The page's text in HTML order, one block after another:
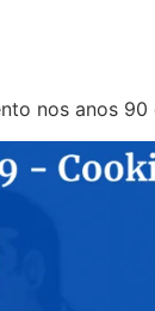
nos anos 90